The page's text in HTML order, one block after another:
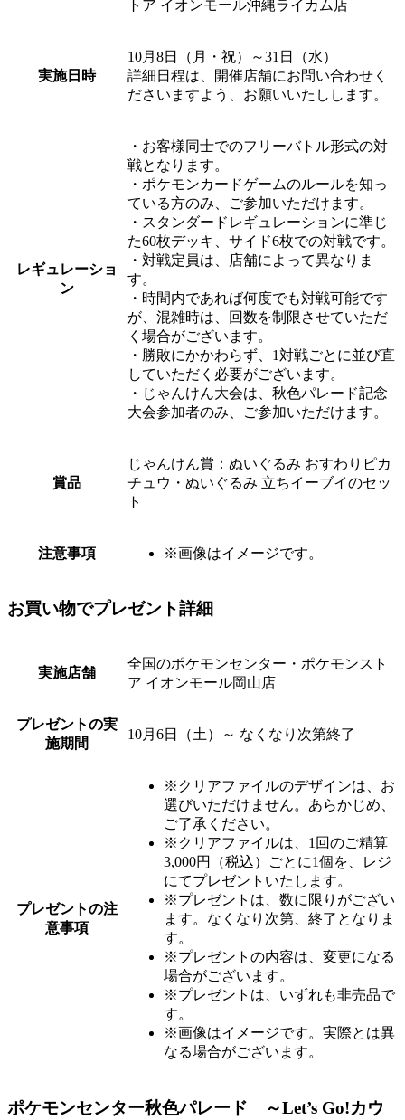
トア イオンモール沖縄ライカム店
実施日時
10月8日（月・祝）～31日（水）
詳細日程は、開催店舗にお問い合わせく
ださいますよう、お願いいたしします。
レギュレーショ
ン
・お客様同士でのフリーバトル形式の対
戦となります。
・ポケモンカードゲームのルールを知っ
ている方のみ、ご参加いただけます。
・スタンダードレギュレーションに準じ
た60枚デッキ、サイド6枚での対戦です。
・対戦定員は、店舗によって異なりま
す。
・時間内であれば何度でも対戦可能です
が、混雑時は、回数を制限させていただ
く場合がございます。
・勝敗にかかわらず、1対戦ごとに並び直
していただく必要がございます。
・じゃんけん大会は、秋色パレード記念
大会参加者のみ、ご参加いただけます。
賞品
じゃんけん賞：ぬいぐるみ おすわりピカ
チュウ・ぬいぐるみ 立ちイーブイのセッ
ト
注意事項 ※画像はイメージです。
お買い物でプレゼント詳細
実施店舗
全国のポケモンセンター・ポケモンスト
ア イオンモール岡山店
プレゼントの実
施期間
10月6日（土）～ なくなり次第終了
プレゼントの注
意事項
※クリアファイルのデザインは、お
選びいただけません。あらかじめ、
ご了承ください。
※クリアファイルは、1回のご精算
3,000円（税込）ごとに1個を、レジ
にてプレゼントいたします。
※プレゼントは、数に限りがござい
ます。なくなり次第、終了となりま
す。
※プレゼントの内容は、変更になる
場合がございます。
※プレゼントは、いずれも非売品で
す。
※画像はイメージです。実際とは異
なる場合がございます。
ポケモンセンター秋色パレード ～Let’s Go!カウ